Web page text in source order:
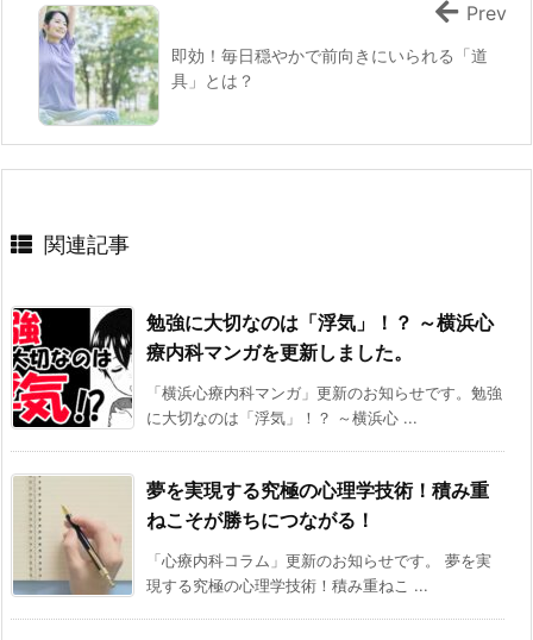
即効！毎日穏やかで前向きにいられる「道
具」とは？
Prev
関連記事
勉強に大切なのは「浮気」！？ ～横浜心
療内科マンガを更新しました。
「横浜心療内科マンガ」更新のお知らせです。勉強
に大切なのは「浮気」！？ ～横浜心 ...
夢を実現する究極の心理学技術！積み重
ねこそが勝ちにつながる！
「心療内科コラム」更新のお知らせです。 夢を実
現する究極の心理学技術！積み重ねこ ...